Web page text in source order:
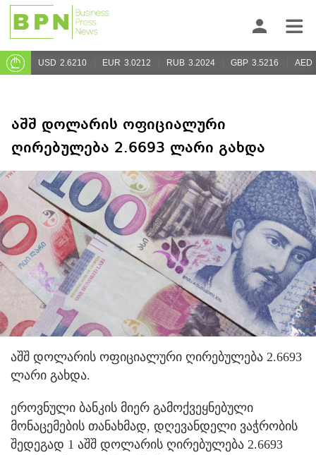
USD 2.6210 EUR 3.0212 RUB 3.2024 GBP 3.5216 AED
აშშ დოლარის ოფიციალური
ღირებულება 2.6693 ლარი გახდა
აშშ დოლარის ოფიციალური ღირებულება 2.6693
ლარი გახდა.
ეროვნული ბანკის მიერ გამოქვეყნებული
მონაცემების თანახმად, დღევანდელი ვაჭრობის
შედეგად 1 აშშ დოლარის ღირებულება 2.6693